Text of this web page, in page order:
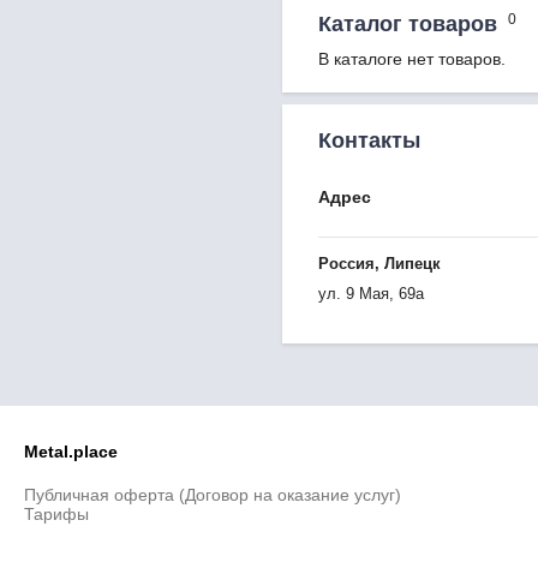
Каталог товаров 0
В каталоге нет товаров.
Контакты
Адрес
Россия, Липецк
ул. 9 Мая, 69а
Metal.place
Публичная оферта (Договор на оказание услуг)
Тарифы